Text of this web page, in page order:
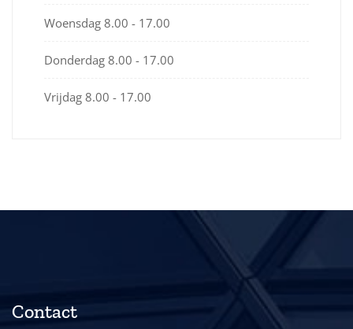
Woensdag 8.00 - 17.00
Donderdag 8.00 - 17.00
Vrijdag 8.00 - 17.00
Contact